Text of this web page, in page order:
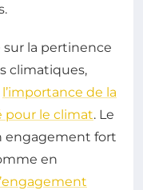
la pertinence
climatiques,
l’importance de la
pour le climat. Le
engagement fort
en